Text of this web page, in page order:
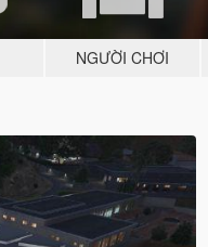
NGƯỜI CHƠI